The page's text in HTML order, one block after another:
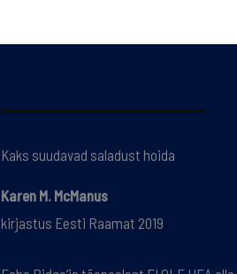
Kaks suudavad saladust hoida
Karen M. McManus
kirjastus Eesti Raamat 2019